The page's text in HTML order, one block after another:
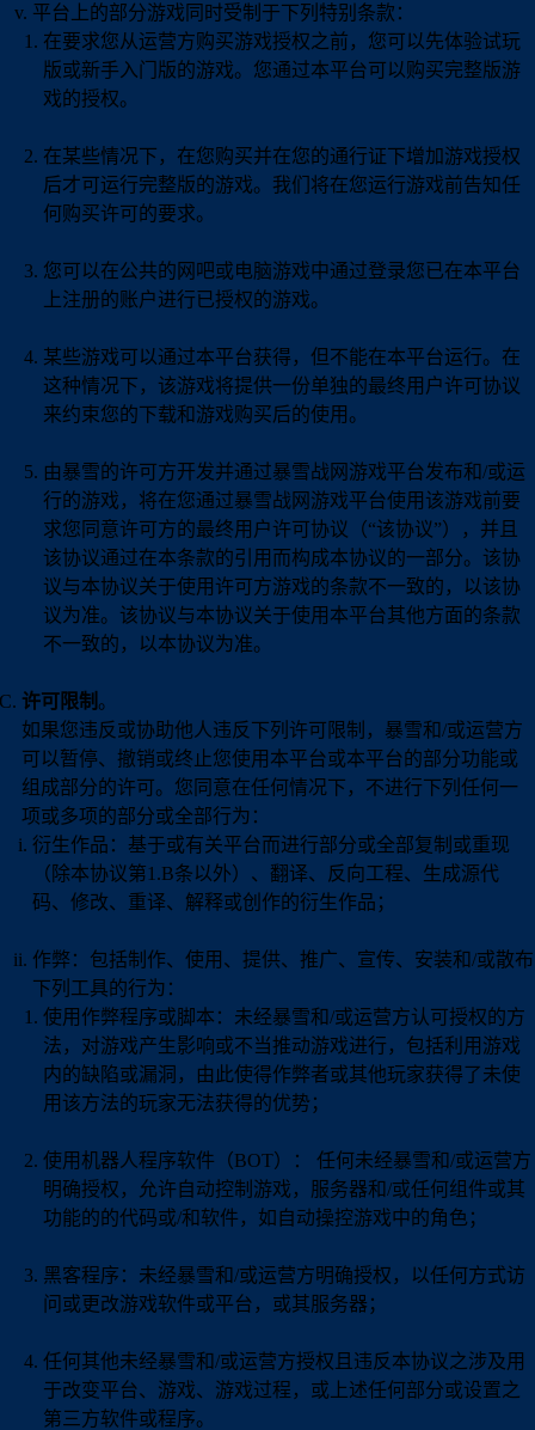
平台上的部分游戏同时受制于下列特别条款：
在要求您从运营方购买游戏授权之前，您可以先体验试玩
版或新手入门版的游戏。您通过本平台可以购买完整版游
戏的授权。
在某些情况下，在您购买并在您的通行证下增加游戏授权
后才可运行完整版的游戏。我们将在您运行游戏前告知任
何购买许可的要求。
您可以在公共的网吧或电脑游戏中通过登录您已在本平台
上注册的账户进行已授权的游戏。
某些游戏可以通过本平台获得，但不能在本平台运行。在
这种情况下，该游戏将提供一份单独的最终用户许可协议
来约束您的下载和游戏购买后的使用。
由暴雪的许可方开发并通过暴雪战网游戏平台发布和/或运
行的游戏，将在您通过暴雪战网游戏平台使用该游戏前要
求您同意许可方的最终用户许可协议（“该协议”），并且
该协议通过在本条款的引用而构成本协议的一部分。该协
议与本协议关于使用许可方游戏的条款不一致的，以该协
议为准。该协议与本协议关于使用本平台其他方面的条款
不一致的，以本协议为准。
许可限制 。
如果您违反或协助他人违反下列许可限制，暴雪和/或运营方
可以暂停、撤销或终止您使用本平台或本平台的部分功能或
组成部分的许可。您同意在任何情况下，不进行下列任何一
项或多项的部分或全部行为：
衍生作品：基于或有关平台而进行部分或全部复制或重现
（除本协议第1.B条以外）、翻译、反向工程、生成源代
码、修改、重译、解释或创作的衍生作品；
作弊：包括制作、使用、提供、推广、宣传、安装和/或散布
下列工具的行为：
使用作弊程序或脚本：未经暴雪和/或运营方认可授权的方
法，对游戏产生影响或不当推动游戏进行，包括利用游戏
内的缺陷或漏洞，由此使得作弊者或其他玩家获得了未使
用该方法的玩家无法获得的优势；
使用机器人程序软件（BOT）： 任何未经暴雪和/或运营方
明确授权，允许自动控制游戏，服务器和/或任何组件或其
功能的的代码或/和软件，如自动操控游戏中的角色；
黑客程序：未经暴雪和/或运营方明确授权，以任何方式访
问或更改游戏软件或平台，或其服务器；
任何其他未经暴雪和/或运营方授权且违反本协议之涉及用
于改变平台、游戏、游戏过程，或上述任何部分或设置之
第三方软件或程序。